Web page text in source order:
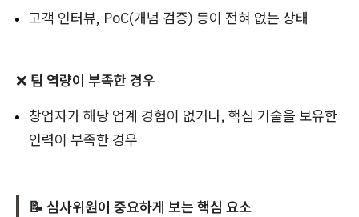
고객 인터뷰, PoC(개념 검증) 등이 전혀 없는 상태
❌ 팀 역량이 부족한 경우
창업자가 해당 업계 경험이 없거나, 핵심 기술을 보유한
인력이 부족한 경우
📝 심사위원이 중요하게 보는 핵심 요소